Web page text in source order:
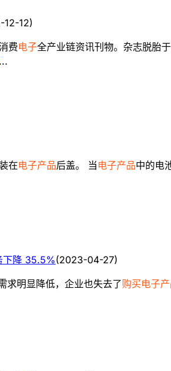
12-12)
费电子全产业链资讯刊物。杂志脱胎
...
在电子产品后盖。 当 电子产品中的电
下降 35.5%(2023-04-27)
求明显降低，企业也失去了购买电子